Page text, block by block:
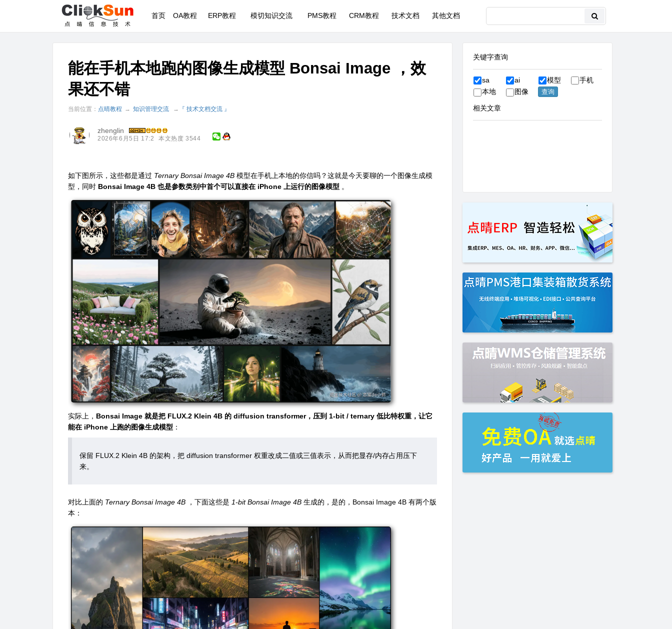
首页 OA教程 ERP教程 模切知识交流 PMS教程 CRM教程 技术文档 其他文档
能在手机本地跑的图像生成模型 Bonsai Image ，效
果还不错
当前位置： 点晴教程 → 知识管理交流 → 『 技术文档交流 』
zhenglin
2026年6月5日 17:2 本文热度 3544
如下图所示，这些都是通过 Ternary Bonsai Image 4B 模型在手机上本地的你信吗？这就是今天要聊的一个图像生成模
型，同时 Bonsai Image 4B 也是参数类别中首个可以直接在 iPhone 上运行的图像模型 。
实际上， Bonsai Image 就是把 FLUX.2 Klein 4B 的 diffusion transformer，压到 1-bit / ternary 低比特权重，让它
能在 iPhone 上跑的图像生成模型 ：
保留 FLUX.2 Klein 4B 的架构，把 diffusion transformer 权重改成二值或三值表示，从而把显存/内存占用压下
来。
对比上面的 Ternary Bonsai Image 4B ，下面这些是 1-bit Bonsai Image 4B 生成的，是的，Bonsai Image 4B 有两个版
本：
关键字查询
sa ai 模型
手机
本地
图像
相关文章